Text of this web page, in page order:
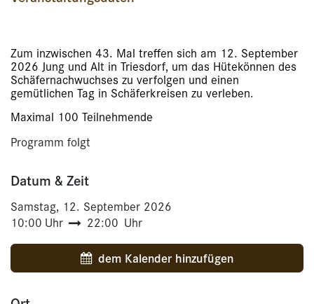
Zum inzwischen 43. Mal treffen sich am 12. September
2026 Jung und Alt in Triesdorf, um das Hütekönnen des
Schäfernachwuchses zu verfolgen und einen
gemütlichen Tag in Schäferkreisen zu verleben.
Maximal 100 Teilnehmende
Programm folgt
Datum & Zeit
Samstag, 12. September 2026
10:00 Uhr 22:00 Uhr
dem Kalender hinzufügen